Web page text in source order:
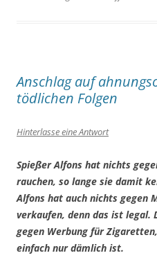
Anschlag auf
tödlichen Folgen
Hinterlasse eine Antwort
Spießer Alfons hat nichts
rauchen, so lange sie damit
Alfons hat auch nichts gegen
verkaufen, denn das ist legal.
gegen Werbung für
einfach nur dämlich ist.